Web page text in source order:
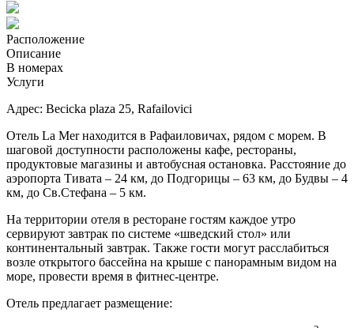
Расположение
Описание
В номерах
Услуги
Адрес: Becicka plaza 25, Rafailovici
Отель La Mer находится в Рафаиловичах, рядом с морем. В
шаговой доступности расположены кафе, рестораны,
продуктовые магазины и автобусная остановка. Расстояние до
аэропорта Тивата – 24 км, до Подгорицы – 63 км, до Будвы – 4
км, до Св.Стефана – 5 км.
На территории отеля в ресторане гостям каждое утро
сервируют завтрак по системе «шведский стол» или
континентальный завтрак. Также гости могут расслабиться
возле открытого бассейна на крыше с панорамным видом на
море, провести время в фитнес-центре.
Отель предлагает размещение: